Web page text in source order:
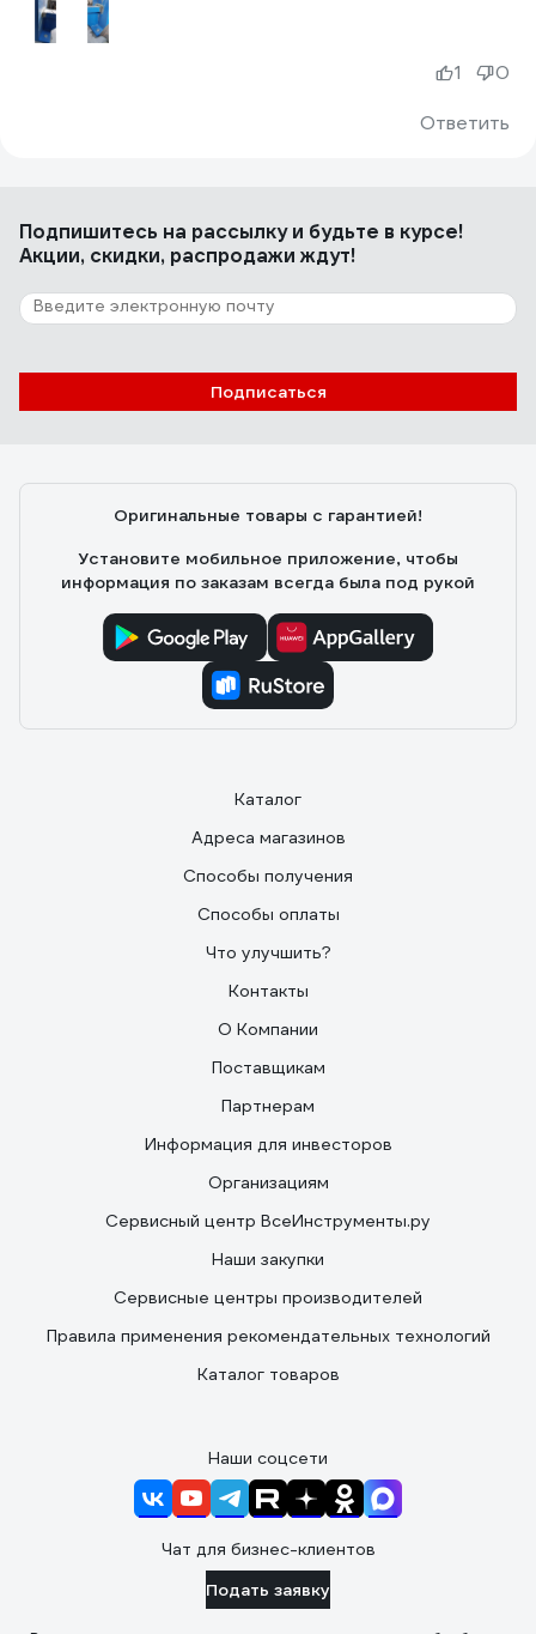
Ответить
1 0
Подпишитесь на рассылкуи будьте в курсе!
Акции, скидки, распродажи ждут!
Подписаться
Оригинальные товары с гарантией!
Установите мобильное приложение, чтобы
информация по заказам всегда была под рукой
Каталог
Адреса магазинов
Способы получения
Способы оплаты
Что улучшить?
Контакты
О Компании
Поставщикам
Партнерам
Информация для инвесторов
Организациям
Сервисный центр ВсеИнструменты.ру
Наши закупки
Сервисные центры производителей
Правила применения рекомендательных технологий
Каталог товаров
Наши соцсети
Чат для бизнес-клиентов
Подать заявку